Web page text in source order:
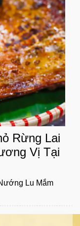
Rừng Lai
Vị Tại
Lu Mắm